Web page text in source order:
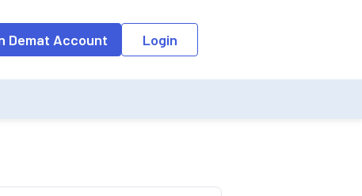
the input field, the suggestion list will be updated as per the
Demat Account Login